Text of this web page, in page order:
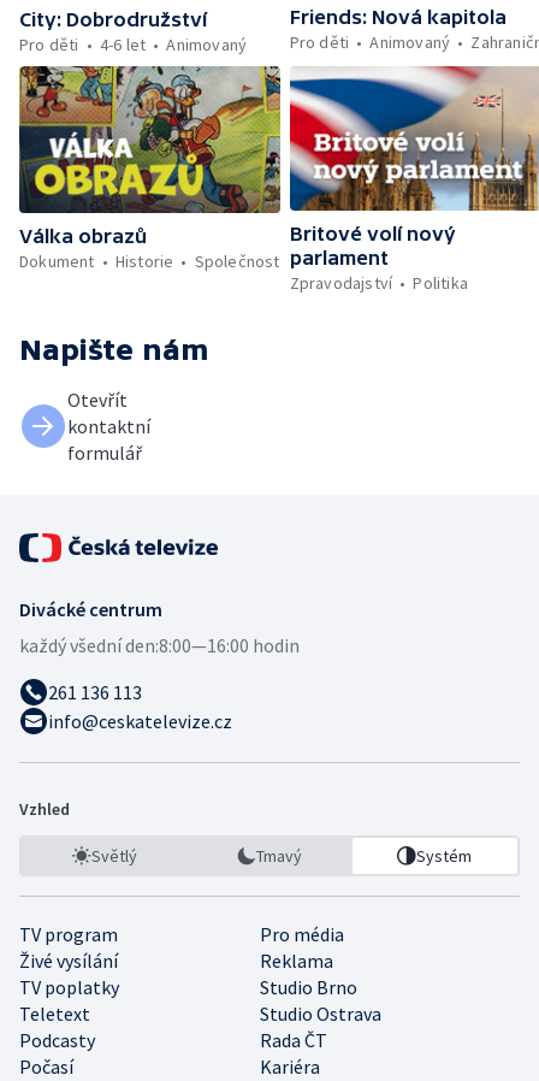
City: Dobrodružství
Pro děti
4-6 let Animovaný
Friends: Nová kapitola
Pro děti
Animovaný
Válka obrazů
Dokument
Historie Společnost
Britové volí nový
parlament
Zpravodajství
Politika
Napište nám
Otevřít
kontaktní
formulář
Divácké centrum
každý všední den:8:00—16:00 hodin
261 136 113
info@ceskatelevize.cz
Vzhled
Světlý Tmavý Systém
TV program
Pro média
Živé vysílání
Reklama
TV poplatky
Studio Brno
Teletext
Studio Ostrava
Podcasty
Rada ČT
Počasí
Kariéra